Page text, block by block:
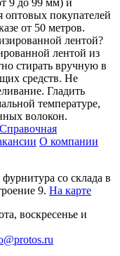
оптовых покупателей
от 50 метров.
лентой?
лентой из
стирать вручную в
средств. Не
Гладить
температуре,
волокон.
Справочная
О компании
со склада в
9. На карте
воскресенье и